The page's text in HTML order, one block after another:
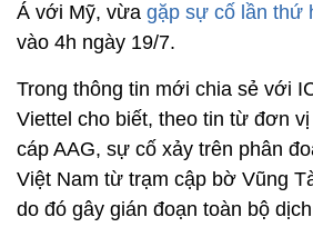
Á với Mỹ, vừa gặp sự cố lần thứ
vào 4h ngày 19/7.
Trong thông tin mới chia sẻ với
Viettel cho biết, theo tin từ đơn
cáp AAG, sự cố xảy trên phân
Việt Nam từ trạm cập bờ Vũng
do đó gây gián đoạn toàn bộ